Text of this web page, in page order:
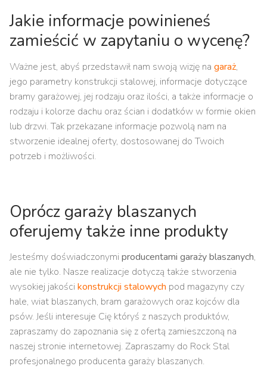
Jakie informacje powinieneś
zamieścić w zapytaniu o wycenę?
Ważne jest, abyś przedstawił nam swoją wizję na garaż,
jego parametry konstrukcji stalowej, informacje dotyczące
bramy garażowej, jej rodzaju oraz ilości, a także informacje o
rodzaju i kolorze dachu oraz ścian i dodatków w formie okien
lub drzwi. Tak przekazane informacje pozwolą nam na
stworzenie idealnej oferty, dostosowanej do Twoich
potrzeb i możliwości.
Oprócz garaży blaszanych
oferujemy także inne produkty
Jesteśmy doświadczonymi producentami garaży blaszanych,
ale nie tylko. Nasze realizacje dotyczą także stworzenia
wysokiej jakości konstrukcji stalowych pod magazyny czy
hale, wiat blaszanych, bram garażowych oraz kojców dla
psów. Jeśli interesuje Cię któryś z naszych produktów,
zapraszamy do zapoznania się z ofertą zamieszczoną na
naszej stronie internetowej. Zapraszamy do Rock Stal
profesjonalnego producenta garaży blaszanych.